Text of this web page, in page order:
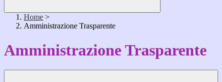
Home >
Amministrazione Trasparente
Amministrazione Trasparente